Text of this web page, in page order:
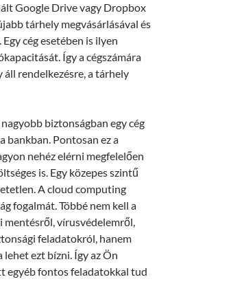
Google Drive vagy Dropbox
tárhely megvásárlásával és
cég esetében is ilyen
Így a cégszámára
rendelkezésre, a tárhely
biztonságban egy cég
bankban. Pontosan ez a
nehéz elérni megfelelően
is. Egy közepes szintű
A cloud computing
fogalmát. Többé nem kell a
mentésről, vírusvédelemről,
feladatokról, hanem
ezt bízni. Így az Ön
egyéb fontos feladatokkal tud